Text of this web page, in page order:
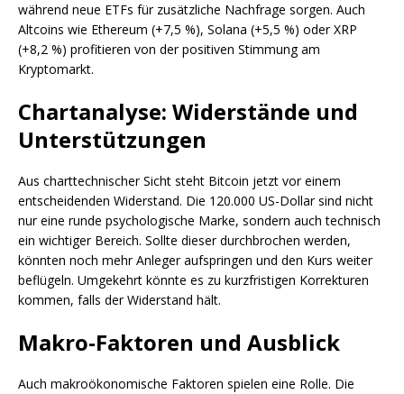
während neue ETFs für zusätzliche Nachfrage sorgen. Auch
Altcoins wie Ethereum (+7,5 %), Solana (+5,5 %) oder XRP
(+8,2 %) profitieren von der positiven Stimmung am
Kryptomarkt.
Chartanalyse: Widerstände und
Unterstützungen
Aus charttechnischer Sicht steht Bitcoin jetzt vor einem
entscheidenden Widerstand. Die 120.000 US-Dollar sind nicht
nur eine runde psychologische Marke, sondern auch technisch
ein wichtiger Bereich. Sollte dieser durchbrochen werden,
könnten noch mehr Anleger aufspringen und den Kurs weiter
beflügeln. Umgekehrt könnte es zu kurzfristigen Korrekturen
kommen, falls der Widerstand hält.
Makro-Faktoren und Ausblick
Auch makroökonomische Faktoren spielen eine Rolle. Die